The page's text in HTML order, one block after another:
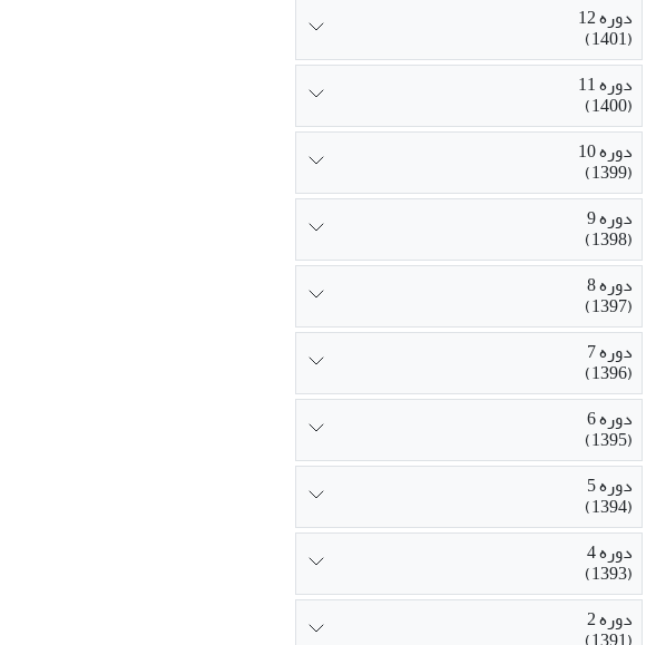
دوره 12
(1401)
دوره 11
(1400)
دوره 10
(1399)
دوره 9
(1398)
دوره 8
(1397)
دوره 7
(1396)
دوره 6
(1395)
دوره 5
(1394)
دوره 4
(1393)
دوره 2